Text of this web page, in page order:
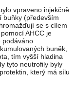
vpraveno injekčně
buňky (především
se s cílem
AHCC je
podáváno
buněk,
tím vyšší hladina
tyto neutrofily byly
který má sílu